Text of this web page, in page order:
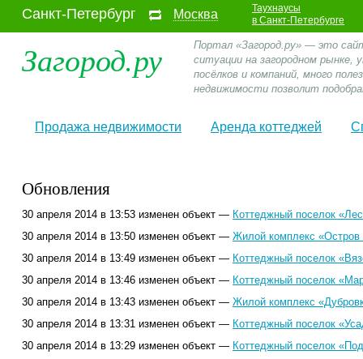
Санкт-Петербург Москва
Таухнаусы
в Санкт-Петербурге
Загород.ру
Портал «Загород.ру» — это
ситуации на загородном
посёлков и компаний, много
недвижимости позволит
Продажа недвижимости Аренда коттеджей
Обновления
30 апреля 2014 в 13:53 изменен объект — Коттеджный поселок
30 апреля 2014 в 13:50 изменен объект — Жилой комплекс
30 апреля 2014 в 13:49 изменен объект — Коттеджный поселок
30 апреля 2014 в 13:46 изменен объект — Коттеджный поселок
30 апреля 2014 в 13:43 изменен объект — Жилой комплекс
30 апреля 2014 в 13:31 изменен объект — Коттеджный поселок
30 апреля 2014 в 13:29 изменен объект — Коттеджный поселок